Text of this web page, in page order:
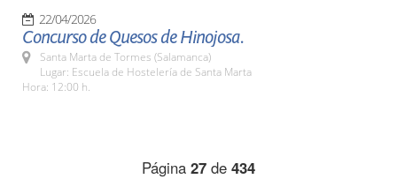
22/04/2026
Concurso de Quesos de Hinojosa.
Santa Marta de Tormes (Salamanca)
Lugar: Escuela de Hostelería de Santa Marta
Hora: 12:00 h.
Página 27 de 434